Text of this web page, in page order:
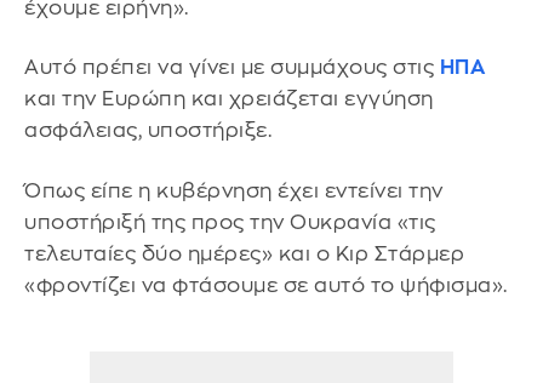
έχουμε ειρήνη».
Αυτό πρέπει να γίνει με συμμάχους στις ΗΠΑ
και την Ευρώπη και χρειάζεται εγγύηση
ασφάλειας, υποστήριξε.
Όπως είπε η κυβέρνηση έχει εντείνει την
υποστήριξή της προς την Ουκρανία «τις
τελευταίες δύο ημέρες» και ο Κιρ Στάρμερ
«φροντίζει να φτάσουμε σε αυτό το ψήφισμα».